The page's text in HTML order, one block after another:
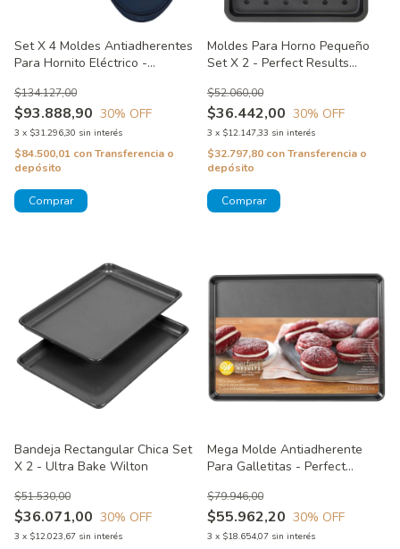
Set X 4 Moldes Antiadherentes
Para Hornito Eléctrico -
$93.888,90
$134.127,00
30% OFF
3 x $31.296,30 sin interés
$84.500,01 conTransferencia o
depósito
Moldes Para Horno Pequeño
Set X 2 - Perfect Results
$36.442,00
$52.060,00
30% OFF
3 x $12.147,33 sin interés
$32.797,80 conTransferencia o
depósito
Bandeja Rectangular Chica Set
X 2 - Ultra Bake Wilton
$36.071,00
$51.530,00
30% OFF
3 x $12.023,67 sin interés
Mega Molde Antiadherente
Para Galletitas - Perfect
$55.962,20
$79.946,00
30% OFF
3 x $18.654,07 sin interés